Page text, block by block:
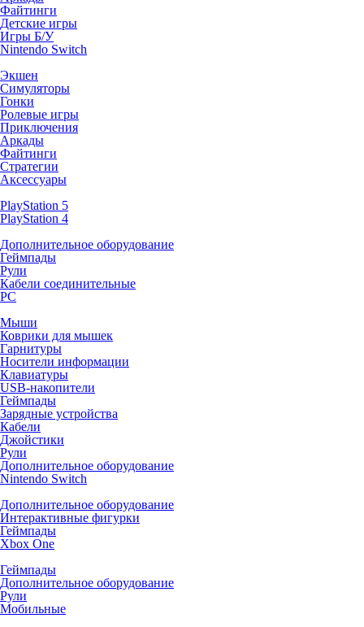
Файтинги
Детские игры
Игры Б/У
Nintendo Switch
Экшен
Симуляторы
Гонки
Ролевые игры
Приключения
Аркады
Файтинги
Стратегии
Аксессуары
PlayStation 5
PlayStation 4
Дополнительное оборудование
Геймпады
Рули
Кабели соединительные
PC
Мыши
Коврики для мышек
Гарнитуры
Носители информации
Клавиатуры
USB-накопители
Геймпады
Зарядные устройства
Кабели
Джойстики
Рули
Дополнительное оборудование
Nintendo Switch
Дополнительное оборудование
Интерактивные фигурки
Геймпады
Xbox One
Геймпады
Дополнительное оборудование
Рули
Мобильные